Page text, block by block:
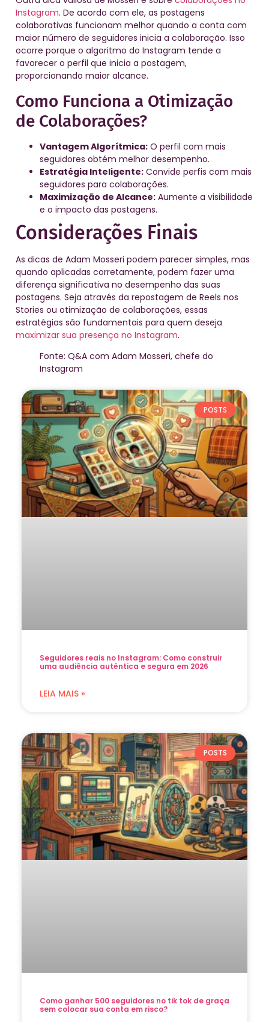
Instagram. De acordo com ele, as postagens
colaborativas funcionam melhor quando a conta com
maior número de seguidores inicia a colaboração. Isso
ocorre porque o algoritmo do Instagram tende a
favorecer o perfil que inicia a postagem,
proporcionando maior alcance.
Como Funciona a Otimização
de Colaborações?
Vantagem Algorítmica: O perfil com mais
seguidores obtém melhor desempenho.
Estratégia Inteligente: Convide perfis com mais
seguidores para colaborações.
Maximização de Alcance: Aumente a visibilidade
e o impacto das postagens.
Considerações Finais
As dicas de Adam Mosseri podem parecer simples, mas
quando aplicadas corretamente, podem fazer uma
diferença significativa no desempenho das suas
postagens. Seja através da repostagem de Reels nos
Stories ou otimização de colaborações, essas
estratégias são fundamentais para quem deseja
maximizar sua presença no Instagram.
Fonte: Q&A com Adam Mosseri, chefe do
Instagram
POSTS
Seguidores reais no Instagram: Como construir
uma audiência autêntica e segura em 2026
LEIA MAIS »
POSTS
Como ganhar 500 seguidores no tik tok de graça
sem colocar sua conta em risco?